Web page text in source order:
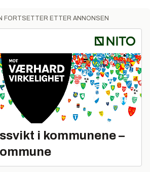
FORTSETTER ETTER ANNONSEN
i kommunene –